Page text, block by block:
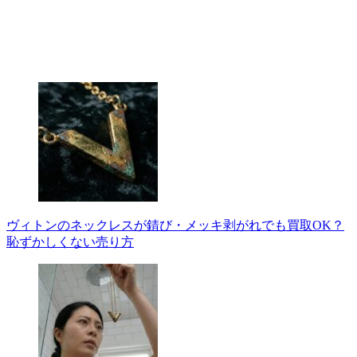
ヴィトンのネックレスが錆び・メッキ剥がれでも買取OK？
恥ずかしくない売り方